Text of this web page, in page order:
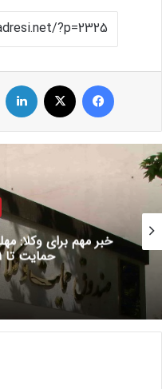
فیسبوک ایکس
بیمه صندوق